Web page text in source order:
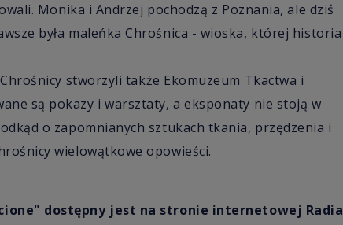
Monika i Andrzej pochodzą z Poznania, ale dziś
była maleńka Chrośnica - wioska, której historia
stworzyli także Ekomuzeum Tkactwa i
są pokazy i warsztaty, a eksponaty nie stoją w
o zapomnianych sztukach tkania, przędzenia i
wielowątkowe opowieści.
dostępny jest na stronie internetowej Radia